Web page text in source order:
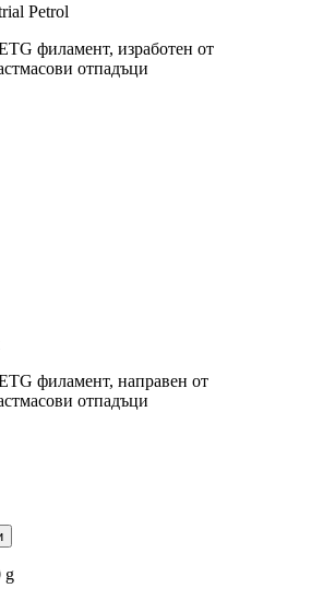
Petrol
филамент, изработен от
отпадъци
филамент, направен от
отпадъци
g